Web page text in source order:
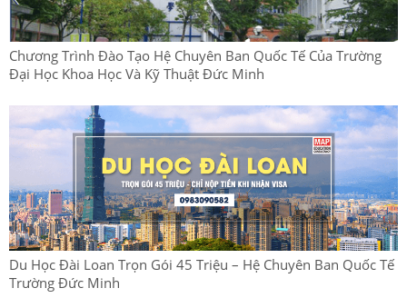
Chương Trình Đào Tạo Hệ Chuyên Ban Quốc Tế Của Trường
Đại Học Khoa Học Và Kỹ Thuật Đức Minh
Du Học Đài Loan Trọn Gói 45 Triệu – Hệ Chuyên Ban Quốc Tế
Trường Đức Minh